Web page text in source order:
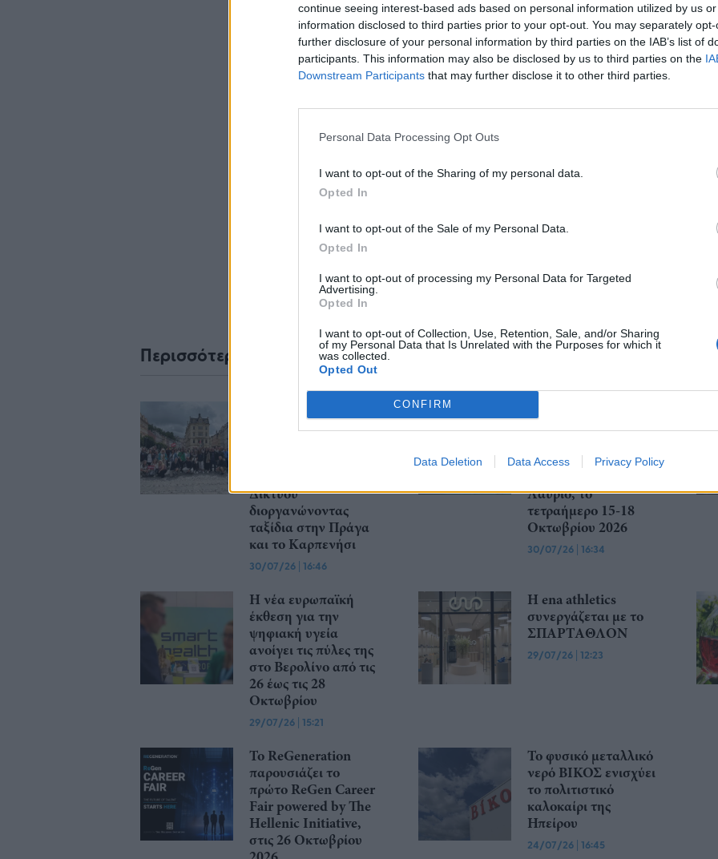
continue seeing interest-based ads based on personal information utilized by us
information disclosed to third parties prior to your opt-out. You may separately
further disclosure of your personal information by third parties on the IAB’s list of
participants. This information may also be disclosed by us to third parties on the
Downstream Participants that may further disclose it to other third parties.
Personal Data Processing Opt Outs
I want to opt-out of the Sharing of my personal data.
Opted In
I want to opt-out of the Sale of my Personal Data.
Opted In
I want to opt-out of processing my Personal Data for Targeted
Advertising.
Opted In
I want to opt-out of Collection, Use, Retention, Sale, and/or Sharing
of my Personal Data that Is Unrelated with the Purposes for which it
was collected.
Opted Out
CONFIRM
Data Deletion Data Access Privacy Policy
Δείτε όλες τις τελευταίες
επιχειρηματικέςΕιδήσεις από την
Ελλάδα και τον κόσμο στο
Σχολιάστε
... σχόλια| Κάνε click για να σχολιάσεις
Περισσότερα από το
επιβράβευσε και
Δικτύου
διοργανώνοντας
ταξίδια στην Πράγα
και το Καρπενήσι
30/07/26 | 16:46
2026: Η «αφρόκρεμα»
yachting δίνει
Λαύριο, το
τετραήμερο 15-18
Οκτωβρίου 2026
30/07/26 | 16:34
Η νέα ευρωπαϊκή
έκθεση για την
ψηφιακή υγεία
ανοίγει τις πύλες της
στο Βερολίνο από τις
26 έως τις 28
Οκτωβρίου
29/07/26 | 15:21
Η ena athletics
συνεργάζεται με το
ΣΠΑΡΤΑΘΛΟΝ
29/07/26 | 12:23
Το ReGeneration
παρουσιάζει το
πρώτο ReGen Career
Fair powered by The
Hellenic Initiative,
στις 26 Οκτωβρίου
Το φυσικό μεταλλικό
νερό ΒΙΚΟΣ ενισχύει
το πολιτιστικό
καλοκαίρι της
Ηπείρου
24/07/26 | 16:45